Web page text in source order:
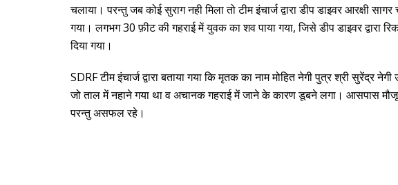
चलाया। परन्तु जब कोई सुराग नही मिला तो टीम इंचार्ज द्वारा डीप डाइवर आरक्षी
गया। लगभग 30 फ़ीट की गहराई में युवक का शव पाया गया, जिसे डीप डाइवर द्वारा
दिया गया।
SDRF टीम इंचार्ज द्वारा बताया गया कि मृतक का नाम मोहित नेगी पुत्र श्री सुरेंद्र
जो ताल में नहाने गया था व अचानक गहराई में जाने के कारण डूबने लगा। आसपास
परन्तु असफल रहे।